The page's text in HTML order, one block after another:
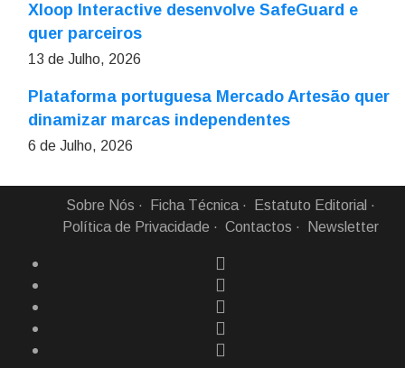
Xloop Interactive desenvolve SafeGuard e
quer parceiros
13 de Julho, 2026
Plataforma portuguesa Mercado Artesão quer
dinamizar marcas independentes
6 de Julho, 2026
Sobre Nós Ficha Técnica
Estatuto Editorial
Política de Privacidade
Contactos Newsletter